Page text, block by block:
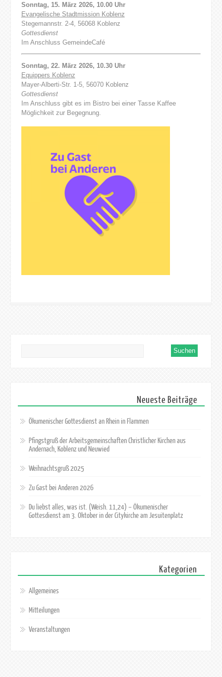
Sonntag, 15. März 2026, 10.00 Uhr
Evangelische Stadtmission Koblenz
Stegemannstr. 2-4, 56068 Koblenz
Gottesdienst
Im Anschluss GemeindeCafé
Sonntag, 22. März 2026, 10.30 Uhr
Equippers Koblenz
Mayer-Alberti-Str. 1-5, 56070 Koblenz
Gottesdienst
Im Anschluss gibt es im Bistro bei einer Tasse Kaffee
Möglichkeit zur Begegnung.
Neueste Beiträge
Ökumenischer Gottesdienst an Rhein in Flammen
Pfingstgruß der Arbeitsgemeinschaften Christlicher Kirchen aus
Andernach, Koblenz und Neuwied
Weihnachtsgruß 2025
Zu Gast bei Anderen 2026
Du liebst alles, was ist. (Weish. 11,24) – Ökumenischer
Gottesdienst am 3. Oktober in der Citykirche am Jesuitenplatz
Kategorien
Allgemeines
Mitteilungen
Veranstaltungen